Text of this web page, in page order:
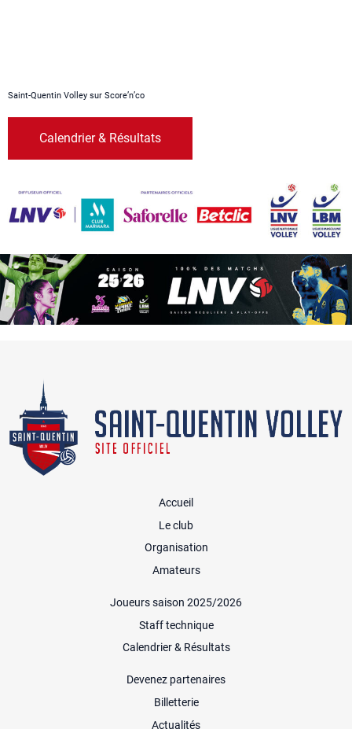
Saint-Quentin Volley sur Score’n’co
Calendrier & Résultats
Accueil
Le club
Organisation
Amateurs
Joueurs saison 2025/2026
Staff technique
Calendrier & Résultats
Devenez partenaires
Billetterie
Actualités